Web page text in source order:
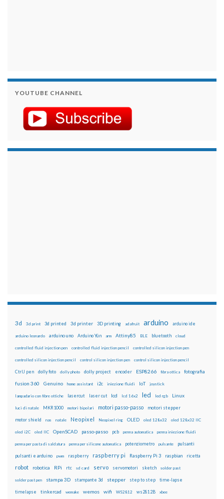
YOUTUBE CHANNEL
3d 3d print 3d printed 3d printer 3D printing adafruit arduino arduino ide
arduino leonardo arduino uno Arduino Yún arm Attiny85 BLE bluetooth cloud
controlled fluid injection pen controlled fluid injection pencil controlled silicon injection pen
controlled silicon injection pencil control silicon injection pen control silicon injection pencil
CtrlJ pen dolly foto dolly photo dolly project encoder ESP8266 fibra ottica fotografia
fusion 360 Genuino home assistant i2c iniezione fluidi IoT joystick
lampadario con fibre ottiche lasercut laser cut lcd lcd 16x2 led led rgb Linux
luci di natale MKR1000 motori bipolari motori passo-passo motori stepper
motor shield nas natale Neopixel Neopixel ring OLED oled 128x32 oled 128x32 IIC
oled i2C oled IIC OpenSCAD passo-passo pcb penna automatica penna iniezione fluidi
penna per pasta di saldatura penna per silicone automatica potenziometro pulsante pulsanti
pulsanti e arduino pwm raspberry raspberry pi Raspberry Pi 3 raspbian ricetta
robot robotica RPi rtc sd card servo servomotori sketch solder past
solder past pen stampa 3D stampante 3d stepper step to step time-lapse
timelapse tinkercad wemake wemos wifi WS2812 ws2812B xbee